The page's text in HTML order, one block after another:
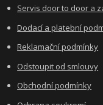
Servis door to door a
Dodací a platební
Reklamační podmínky
Odstoupit od smlouvy
Obchodní podmínky